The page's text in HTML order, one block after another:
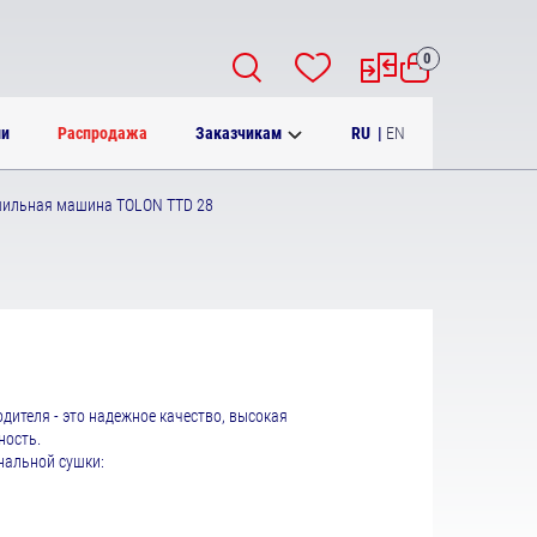
Распродажа Заказчикам RU | EN
0
машина TOLON TTD 28
- это надежное качество, высокая
сушки: